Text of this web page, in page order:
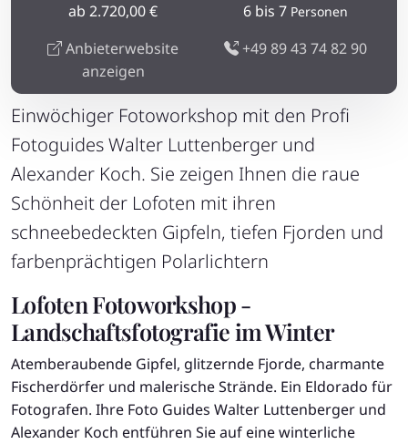
ab 2.720,00 €
6 bis 7 Personen
Anbieterwebsite
anzeigen
+49 89 43 74 82 90
Einwöchiger Fotoworkshop mit den Profi
Fotoguides Walter Luttenberger und
Alexander Koch. Sie zeigen Ihnen die raue
Schönheit der Lofoten mit ihren
schneebedeckten Gipfeln, tiefen Fjorden und
farbenprächtigen Polarlichtern
Lofoten Fotoworkshop -
Landschaftsfotografie im Winter
Atemberaubende Gipfel, glitzernde Fjorde, charmante
Fischerdörfer und malerische Strände. Ein Eldorado für
Fotografen. Ihre Foto Guides Walter Luttenberger und
Alexander Koch entführen Sie auf eine winterliche